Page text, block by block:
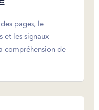
pages, le
et les signaux
compréhension de